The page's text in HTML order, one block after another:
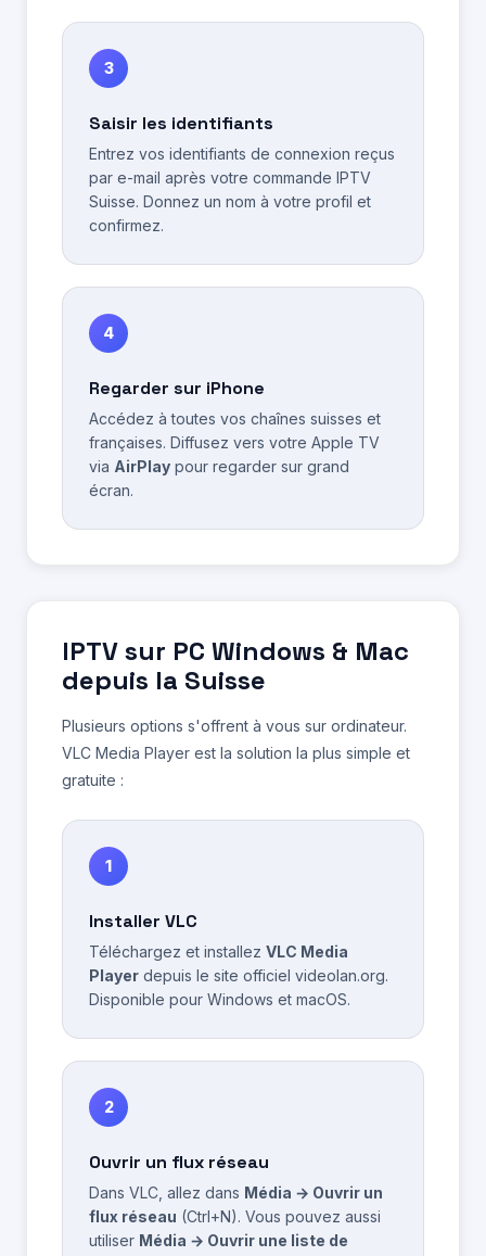
3
Saisir les identifiants
Entrez vos identifiants de connexion reçus
par e-mail après votre commande IPTV
Suisse. Donnez un nom à votre profil et
confirmez.
4
Regarder sur iPhone
Accédez à toutes vos chaînes suisses et
françaises. Diffusez vers votre Apple TV
via AirPlay pour regarder sur grand
écran.
IPTV sur PC Windows & Mac
depuis la Suisse
Plusieurs options s'offrent à vous sur ordinateur.
VLC Media Player est la solution la plus simple et
gratuite :
1
Installer VLC
Téléchargez et installez VLC Media
Player depuis le site officiel videolan.org.
Disponible pour Windows et macOS.
2
Ouvrir un flux réseau
Dans VLC, allez dans Média → Ouvrir un
flux réseau (Ctrl+N). Vous pouvez aussi
utiliser Média → Ouvrir une liste de